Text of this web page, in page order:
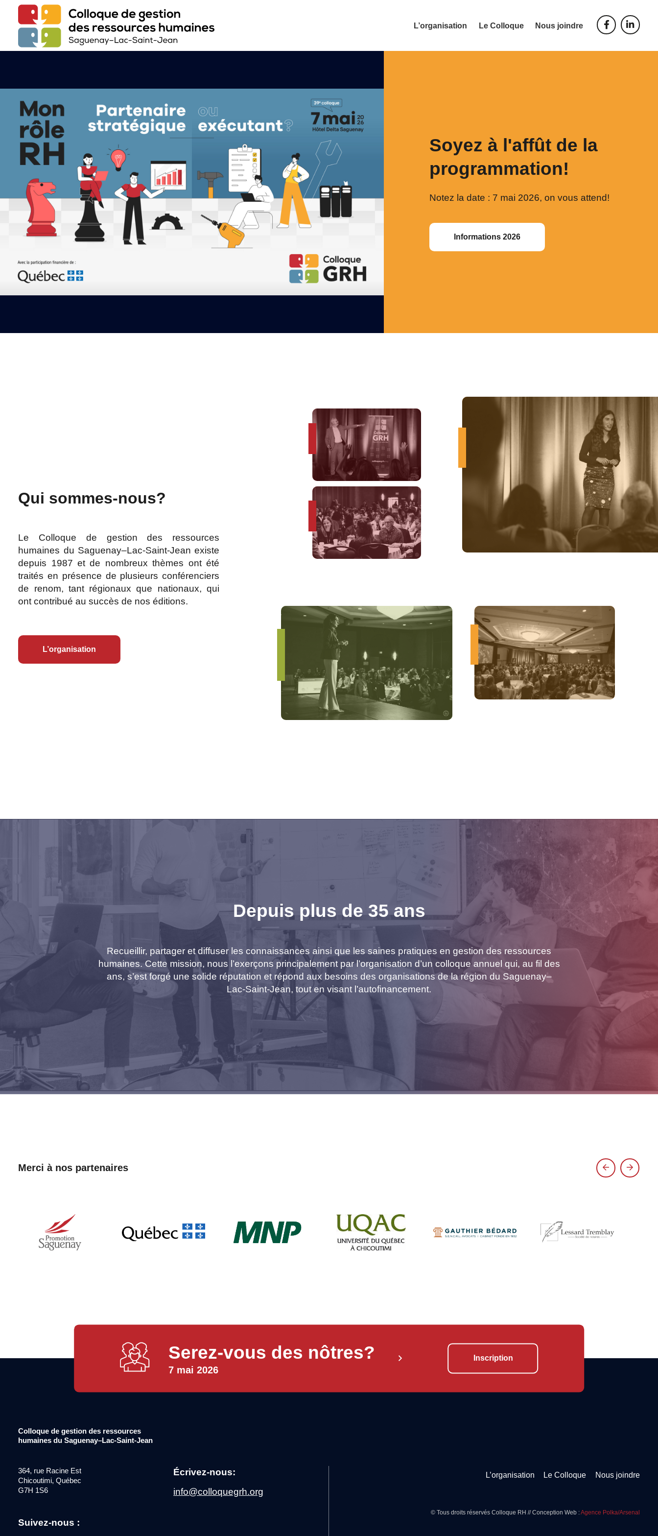
L’organisation Le Colloque Nous joindre
Soyez à l'affût de la
programmation!
Notez la date : 7 mai 2026, on vous attend!
Informations 2026
Qui sommes-nous?
Le Colloque de gestion des ressources
humaines du Saguenay–Lac-Saint-Jean existe
depuis 1987 et de nombreux thèmes ont été
traités en présence de plusieurs conférenciers
de renom, tant régionaux que nationaux, qui
ont contribué au succès de nos éditions.
L’organisation
Depuis plus de 35 ans
Recueillir, partager et diffuser les connaissances ainsi que les saines pratiques en gestion des ressources
humaines. Cette mission, nous l’exerçons principalement par l’organisation d’un colloque annuel qui, au fil des
ans, s’est forgé une solide réputation et répond aux besoins des organisations de la région du Saguenay–
Lac-Saint-Jean, tout en visant l’autofinancement.
Merci à nos partenaires
Serez-vous des nôtres?
7 mai 2026
Inscription
Colloque de gestion des ressources
humaines du Saguenay–Lac-Saint-Jean
364, rue Racine Est
Chicoutimi, Québec
G7H 1S6
Écrivez-nous:
info@colloquegrh.org
Suivez-nous :
L’organisation Le Colloque Nous joindre
© Tous droits réservés Colloque RH // Conception Web :Agence Polka/Arsenal